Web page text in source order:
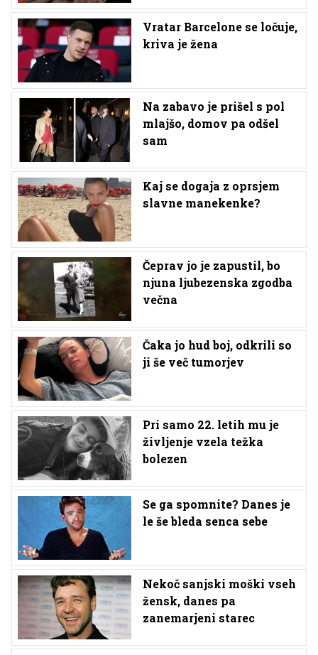
Vratar Barcelone se ločuje,
kriva je žena
Na zabavo je prišel s pol
mlajšo, domov pa odšel
sam
Kaj se dogaja z oprsjem
slavne manekenke?
Čeprav jo je zapustil, bo
njuna ljubezenska zgodba
večna
Čaka jo hud boj, odkrili so
ji še več tumorjev
Pri samo 22. letih mu je
življenje vzela težka
bolezen
Se ga spomnite? Danes je
le še bleda senca sebe
Nekoč sanjski moški vseh
žensk, danes pa
zanemarjeni starec